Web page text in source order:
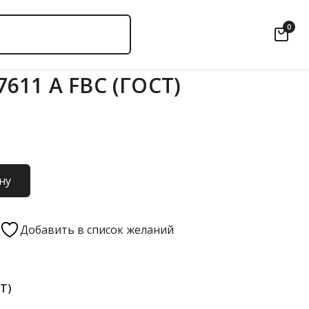
0
А FBC (ГОСТ)
Добавить в список желаний